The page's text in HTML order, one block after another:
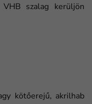
VHB szalag kerüljön
kötőerejű, akrilhab